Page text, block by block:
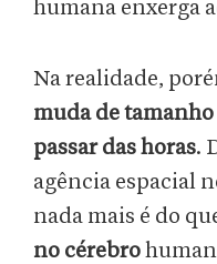
humana enxerga
Na realidade,
muda de
passar das horas.
agência espacial
nada mais é do
no cérebro